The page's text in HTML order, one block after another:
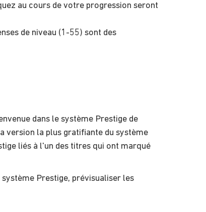
au cours de votre progression seront
de niveau (1-55) sont des
dans le système Prestige de
version la plus gratifiante du système
liés à l'un des titres qui ont marqué
Prestige, prévisualiser les